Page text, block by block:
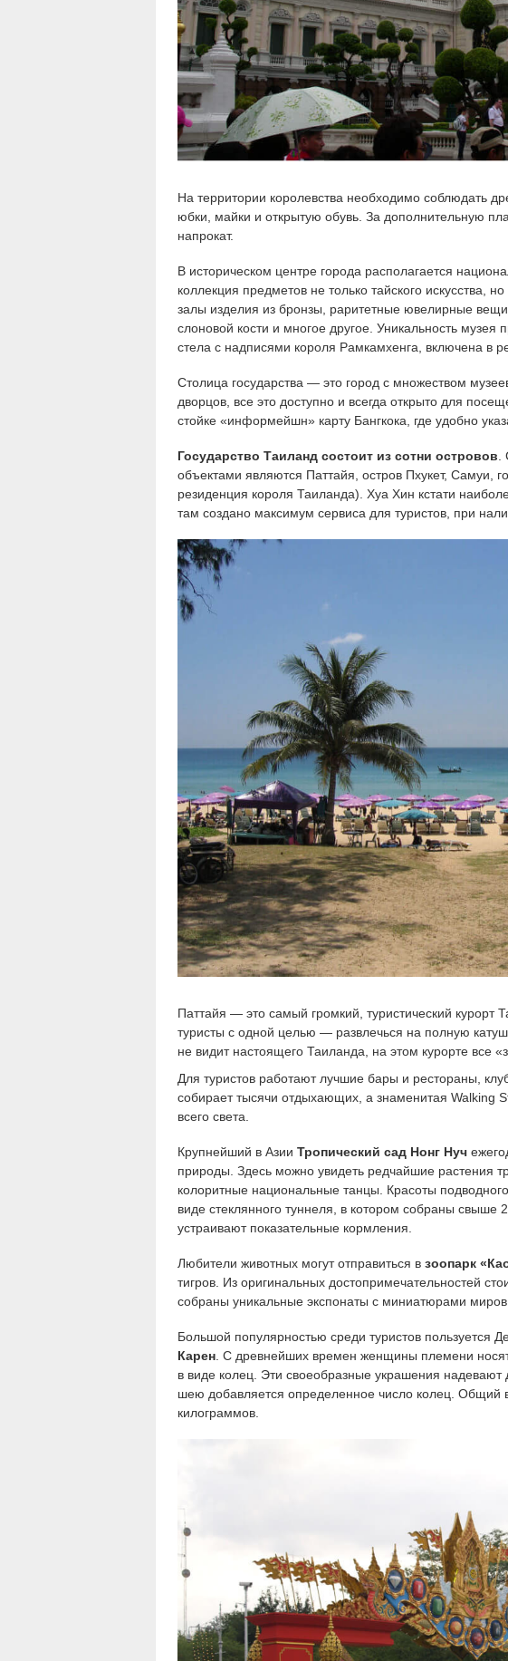
На территории королевства необходимо соблюдать
юбки, майки и открытую обувь. За дополнительную
напрокат.
В историческом центре города располагается
коллекция предметов не только тайского искусства,
залы изделия из бронзы, раритетные ювелирные
слоновой кости и многое другое. Уникальность музея
стела с надписями короля Рамкамхенга, включена
Столица государства — это город с множеством
дворцов, все это доступно и всегда открыто для
стойке «информейшн» карту Бангкока, где удобно
Государство Таиланд состоит из сотни островов
объектами являются Паттайя, остров Пхукет, Самуи,
резиденция короля Таиланда). Хуа Хин кстати
там создано максимум сервиса для туристов, при
Паттайя — это самый громкий, туристический курорт
туристы с одной целью — развлечься на полную
не видит настоящего Таиланда, на этом курорте все
Для туристов работают лучшие бары и рестораны,
собирает тысячи отдыхающих, а знаменитая Walking
всего света.
Крупнейший в Азии Тропический сад Нонг Нуч
природы. Здесь можно увидеть редчайшие растения
колоритные национальные танцы. Красоты
виде стеклянного туннеля, в котором собраны свыше
устраивают показательные кормления.
Любители животных могут отправиться в зоопарк
тигров. Из оригинальных достопримечательностей
собраны уникальные экспонаты с миниатюрами
Большой популярностью среди туристов пользуется
Карен . С древнейших времен женщины племени
в виде колец. Эти своеобразные украшения
шею добавляется определенное число колец. Общий
килограммов.